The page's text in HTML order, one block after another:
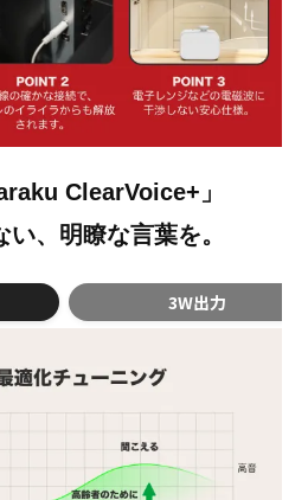
ClearVoice+」
、明瞭な言葉を。
3W出力